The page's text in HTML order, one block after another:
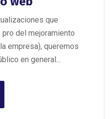
que
del mejoramiento
empresa), queremos
en general...